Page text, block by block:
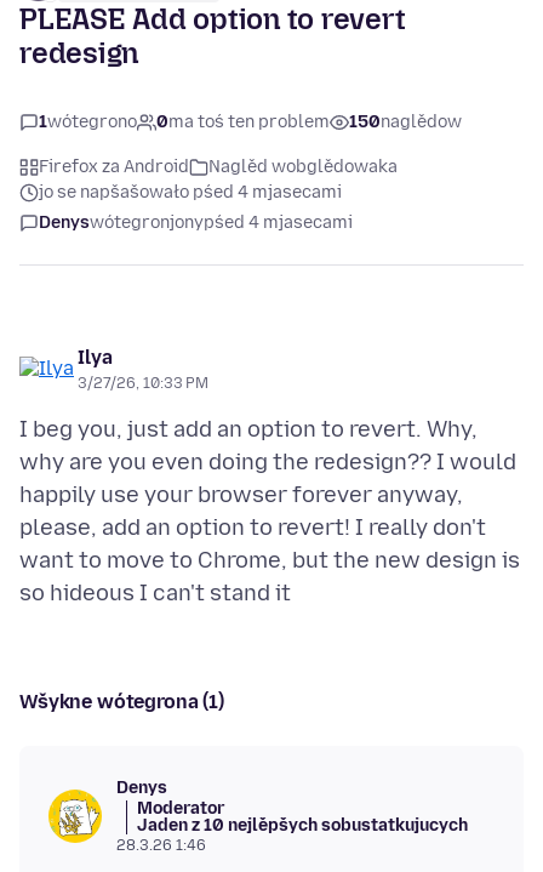
PLEASE Add option to revert
redesign
1wótegrono 0ma toś ten problem 150naglědow
Firefox za Android
Naglěd wobglědowaka
jo se napšašowało pśed 4 mjasecami
Denyswótegronjonypśed 4 mjasecami
Ilya
3/27/26, 10:33 PM
I beg you, just add an option to revert. Why,
why are you even doing the redesign?? I would
happily use your browser forever anyway,
please, add an option to revert! I really don't
want to move to Chrome, but the new design is
Wšykne wótegrona (1)
Denys
Moderator
Jaden z 10 nejlěpšych sobustatkujucych
28.3.26 1:46